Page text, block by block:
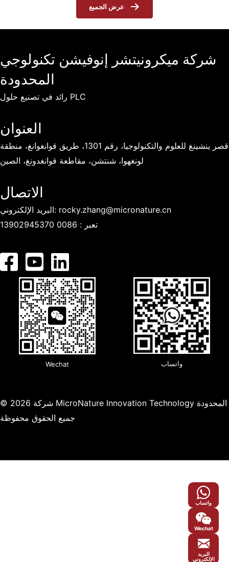
إلى أنظمة ذكية للمدن.
عرض الجميع
شركة ميكرونيتشر إنوفيشن تكنولوجي
المحدودة
رائد في تصنيع حلول PLC
العنوان
قصر ينشينغ للعلوم والتكنولوجيا، رقم 1301، طريق قوانغوانغ، منطقة
لونغهوا، شنتشن، مقاطعة قوانغدونغ، الصين
الاتصال
البريد الإلكتروني: rocky.zhang@micronature.cn
تعبر : 0086 13902945370
Wechat واتساب
© 2026 شركة MicroNature Innovation Technology المحدودة
جميع الحقوق محفوظة
واتساب
Wechat
البريد
الإلكتروني